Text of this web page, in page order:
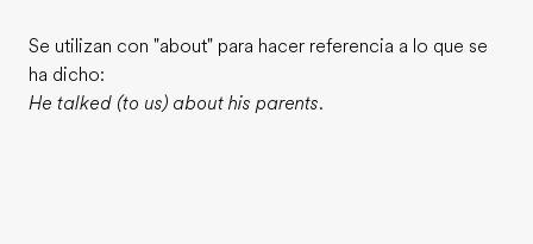
Se utilizan con "about" para hacer referencia a lo que se
ha dicho:
He talked (to us) about his parents.